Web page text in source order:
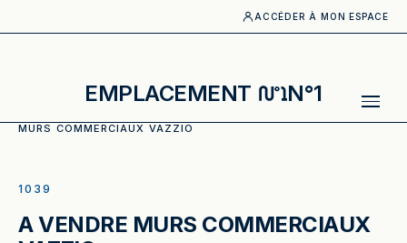
ACCÉDER À MON ESPACE
EMPLACEMENT N°1
MURS COMMERCIAUX VAZZIO
1039
A VENDRE MURS COMMERCIAUX